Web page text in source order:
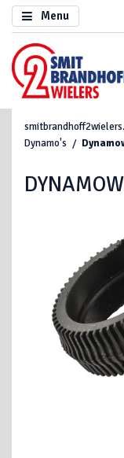
Menu
Dynamo's